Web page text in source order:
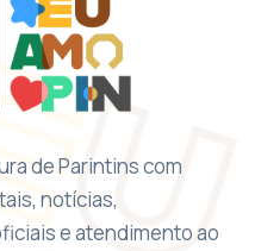
de Parintins com
notícias,
e atendimento ao